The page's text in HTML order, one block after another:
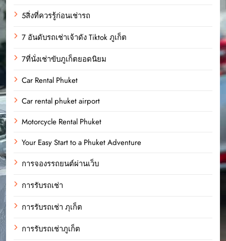
5สิ่งที่ควรรู้ก่อนเช่ารถ
7 อันดับรถเช่าเจ้าดัง Tiktok ภูเก็ต
7ที่นั่งเช่าขับภูเก็ตยอดนิยม
Car Rental Phuket
Car rental phuket airport
Motorcycle Rental Phuket
Your Easy Start to a Phuket Adventure
การจองรรถยนต์ผ่านเว็บ
การรับรถเช่า
การรับรถเช่า ภุเก็ต
การรับรถเช่าภูเก็ต